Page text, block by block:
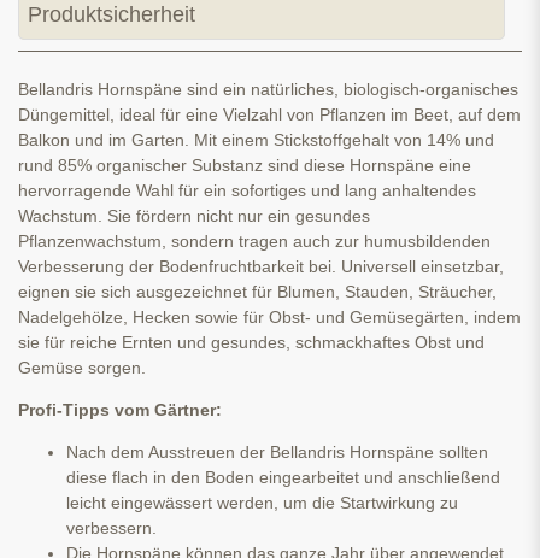
Produktsicherheit
Bellandris Hornspäne sind ein natürliches, biologisch-organisches
Düngemittel, ideal für eine Vielzahl von Pflanzen im Beet, auf dem
Balkon und im Garten. Mit einem Stickstoffgehalt von 14% und
rund 85% organischer Substanz sind diese Hornspäne eine
hervorragende Wahl für ein sofortiges und lang anhaltendes
Wachstum. Sie fördern nicht nur ein gesundes
Pflanzenwachstum, sondern tragen auch zur humusbildenden
Verbesserung der Bodenfruchtbarkeit bei. Universell einsetzbar,
eignen sie sich ausgezeichnet für Blumen, Stauden, Sträucher,
Nadelgehölze, Hecken sowie für Obst- und Gemüsegärten, indem
sie für reiche Ernten und gesundes, schmackhaftes Obst und
Gemüse sorgen.
Profi-Tipps vom Gärtner:
Nach dem Ausstreuen der Bellandris Hornspäne sollten
diese flach in den Boden eingearbeitet und anschließend
leicht eingewässert werden, um die Startwirkung zu
verbessern.
Die Hornspäne können das ganze Jahr über angewendet